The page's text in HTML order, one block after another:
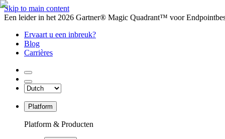
Skip to main content
Een leider in het 2026 Gartner® Magic Quadrant™ voor
Ervaart u een inbreuk?
Blog
Carrières
Platform
Platform & Producten